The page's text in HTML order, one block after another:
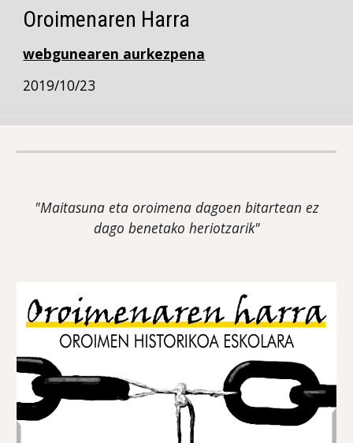
Oroimenaren Harra
webgunearen aurkezpena
2019/10/23
"Maitasuna eta oroimena dagoen bitartean ez
dago benetako heriotzarik"